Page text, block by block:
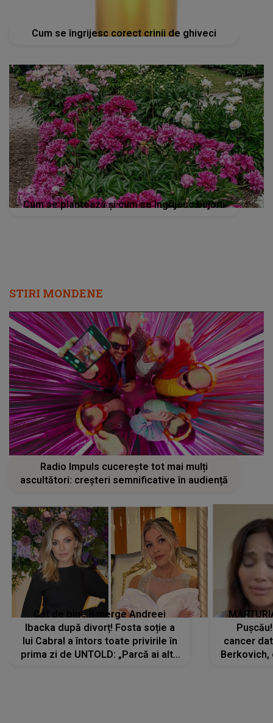
Cum se îngrijesc corect crinii de ghiveci
Cum se plantează și cum se îngrijesc bujorii
STIRI MONDENE
Radio Impuls cucerește tot mai mulți
ascultători: creșteri semnificative în audiență
Cât de bine îi merge Andreei
Ibacka după divorț! Fosta soție a
lui Cabral a întors toate privirile în
prima zi de UNTOLD: „Parcă ai altă
cancer
Berkovich,